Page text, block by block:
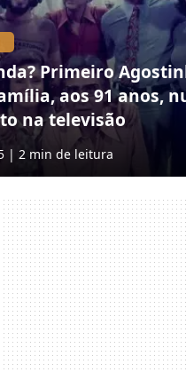
Primeiro
aos 91 anos,
na televisão
| 2 min de leitura